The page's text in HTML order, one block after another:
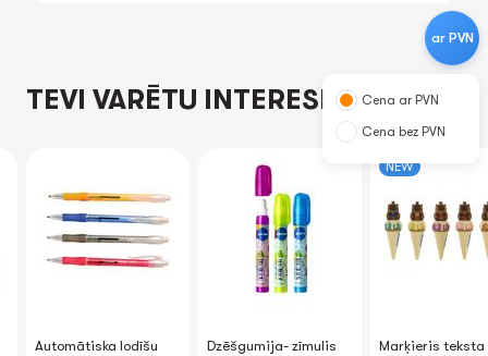
TEVI VARĒTU INTERESĒT
Automātiska lodīšu
Dzēšgumija- zīmulis
NEW
Marķieris teksta
ar PVN
Cena ar PVN
Cena bez PVN